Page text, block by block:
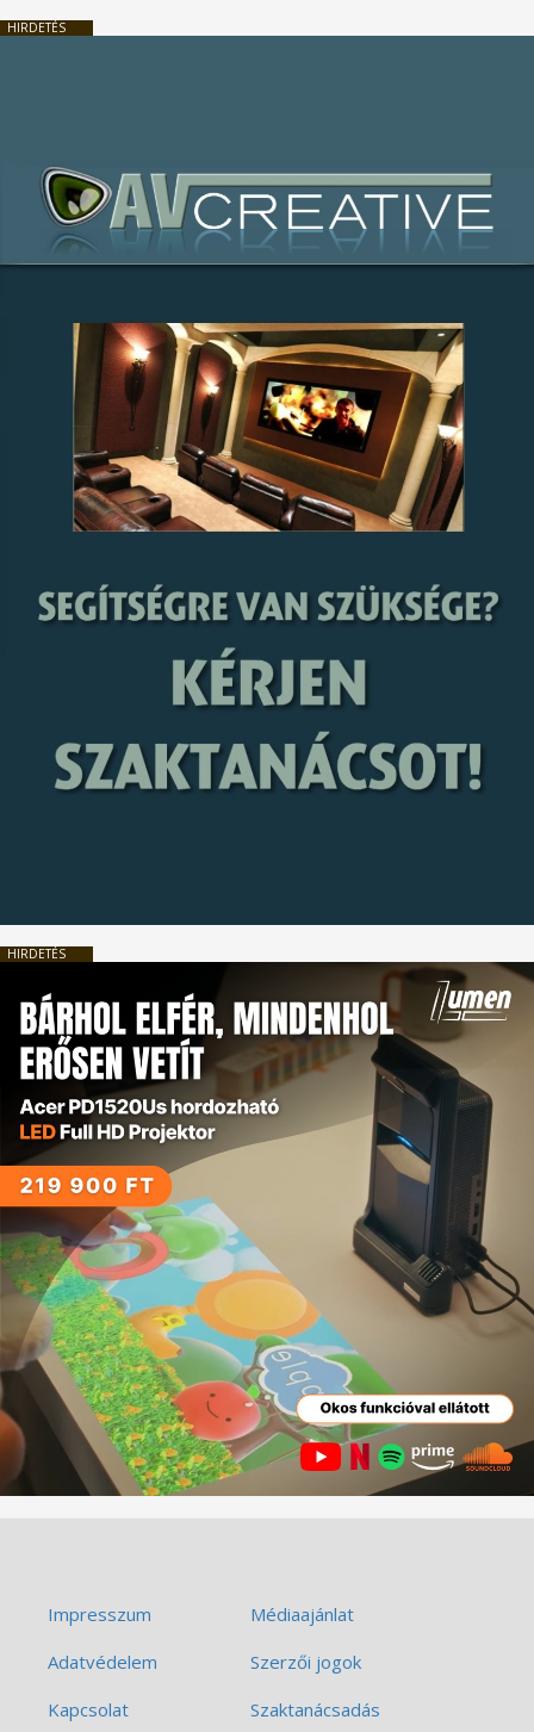
HIRDETÉS
HIRDETÉS
Impresszum
Médiaajánlat
Adatvédelem
Szerzői jogok
Kapcsolat
Szaktanácsadás